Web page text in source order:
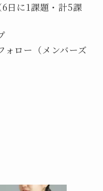
日に1課題・計5課
ォロー（メンバーズ